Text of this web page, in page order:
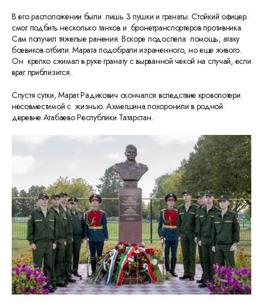
В его расположении были лишь 3 пушки и гранаты. Стойкий офицер
смог подбить несколько танков и бронетранспортеров противника.
Сам получил тяжелые ранения. Вскоре подоспела помощь, атаку
боевиков отбили. Марата подобрали израненного, но еще живого.
Он крепко сжимал в руке гранату с вырванной чекой на случай, если
враг приблизится.
Спустя сутки, Марат Радикович скончался вследствие кровопотери
несовместимой с жизнью. Ахметшина похоронили в родной
деревне Атабаево Республики Татарстан.